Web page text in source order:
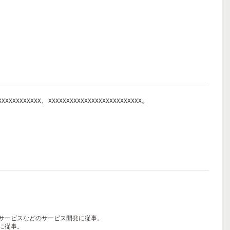
、xxxxxxxxxxxxxxxxxxxxxxxxxx。
ビスなどのサービス開発に従事。
事。